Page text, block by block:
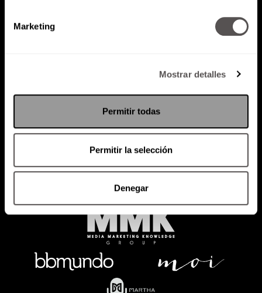
Marketing
Mostrar detalles
Permitir todas
Permitir la selección
Denegar
Política de Privacidad
RADIO MARTHA